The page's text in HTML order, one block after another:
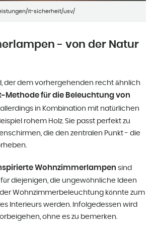
it-sicherheit/usv/
- von der Natur
der dem vorhergehenden recht ähnlich
Methode für die Beleuchtung von
allerdings in Kombination mit natürlichen
rohem Holz. Sie passt perfekt zu
die den zentralen Punkt - die
Wohnzimmerlampen sind
diejenigen, die ungewöhnliche Ideen
der Wohnzimmerbeleuchtung könnte zum
Interieurs werden. Infolgedessen wird
ohne es zu bemerken.